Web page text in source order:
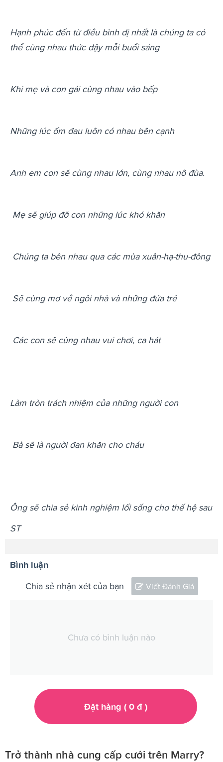
Hạnh phúc đến từ điều bình dị nhất là chúng ta có
thể cùng nhau thức dậy mỗi buổi sáng
Khi mẹ và con gái cùng nhau vào bếp
Những lúc ốm đau luôn có nhau bên cạnh
Anh em con sẽ cùng nhau lớn, cùng nhau nô đùa.
Mẹ sẽ giúp đỡ con những lúc khó khăn
Chúng ta bên nhau qua các mùa xuân-hạ-thu-đông
Sẽ cùng mơ về ngôi nhà và những đứa trẻ
Các con sẽ cùng nhau vui chơi, ca hát
Làm tròn trách nhiệm của những người con
Bà sẽ là người đan khăn cho cháu
Ông sẽ chia sẻ kinh nghiệm lối sống cho thế hệ sau
ST
Bình luận
Chia sẻ nhận xét của bạn Viết Đánh Giá
Chưa có bình luận nào
Đặt hàng ( 0đ )
Trở thành nhà cung cấp cưới trên Marry?